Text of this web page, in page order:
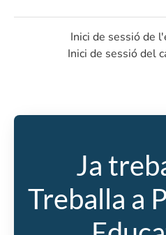
Inici de sessió de
Inici de sessió del
Ja
Treballa a